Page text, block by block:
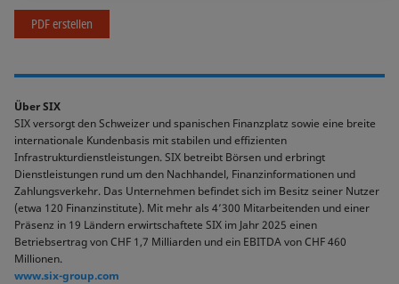
PDF erstellen
Über SIX
SIX versorgt den Schweizer und spanischen Finanzplatz sowie eine breite
internationale Kundenbasis mit stabilen und effizienten
Infrastrukturdienstleistungen. SIX betreibt Börsen und erbringt
Dienstleistungen rund um den Nachhandel, Finanzinformationen und
Zahlungsverkehr. Das Unternehmen befindet sich im Besitz seiner Nutzer
(etwa 120 Finanzinstitute). Mit mehr als 4’300 Mitarbeitenden und einer
Präsenz in 19 Ländern erwirtschaftete SIX im Jahr 2025 einen
Betriebsertrag von CHF 1,7 Milliarden und ein EBITDA von CHF 460
Millionen.
www.six-group.com